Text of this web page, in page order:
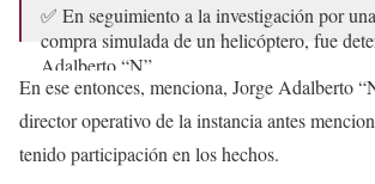
✅ En seguimiento a la investigación por
compra simulada de un helicóptero, fue
Adalberto “N”
👉https://t.co/DkKTOUZ7U9
pic.twitter.com/0sAWkvdNZL
En ese entonces, menciona, Jorge Adalberto
director operativo de la instancia antes
tenido participación en los hechos.